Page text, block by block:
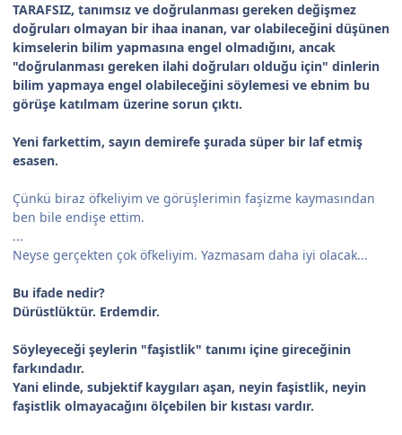
TARAFSIZ, tanımsız ve doğrulanması gereken değişmez
doğruları olmayan bir ihaa inanan, var olabileceğini düşünen
kimselerin bilim yapmasına engel olmadığını, ancak
"doğrulanması gereken ilahi doğruları olduğu için" dinlerin
bilim yapmaya engel olabileceğini söylemesi ve ebnim bu
görüşe katılmam üzerine sorun çıktı.
Yeni farkettim, sayın demirefe şurada süper bir laf etmiş
esasen.
Çünkü biraz öfkeliyim ve görüşlerimin faşizme kaymasından
ben bile endişe ettim.
...
Neyse gerçekten çok öfkeliyim. Yazmasam daha iyi olacak...
Bu ifade nedir?
Dürüstlüktür. Erdemdir.
Söyleyeceği şeylerin "faşistlik" tanımı içine gireceğinin
farkındadır.
Yani elinde, subjektif kaygıları aşan, neyin faşistlik, neyin
faşistlik olmayacağını ölçebilen bir kıstası vardır.